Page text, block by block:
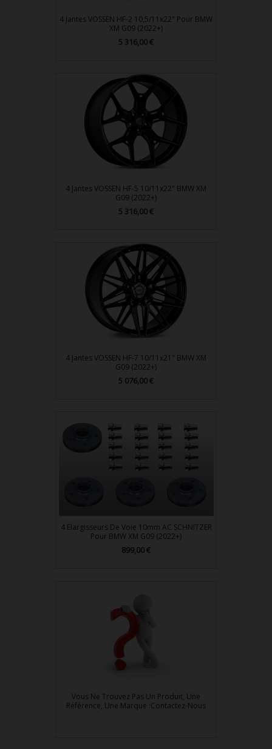
4 Jantes VOSSEN HF-2 10,5/11x22" Pour BMW
XM G09 (2022+)
Prix
5 316,00 €
4 Jantes VOSSEN HF-5 10/11x22" BMW XM
G09 (2022+)
Prix
5 316,00 €
4 Jantes VOSSEN HF-7 10/11x21" BMW XM
G09 (2022+)
Prix
5 076,00 €
4 Elargisseurs De Voie 10mm AC SCHNITZER
Pour BMW XM G09 (2022+)
Prix
899,00 €
Vous Ne Trouvez Pas Un Produit, Une
Référence, Une Marque :Contactez-Nous